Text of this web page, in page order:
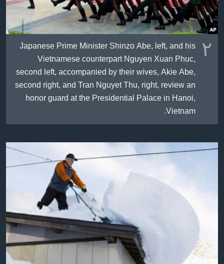
٢ Japanese Prime Minister Shinzo Abe, left, and his
Vietnamese counterpart Nguyen Xuan Phuc,
second left, accompanied by their wives, Akie Abe,
second right, and Tran Nguyet Thu, right, review an
honor guard at the Presidential Palace in Hanoi,
Vietnam.